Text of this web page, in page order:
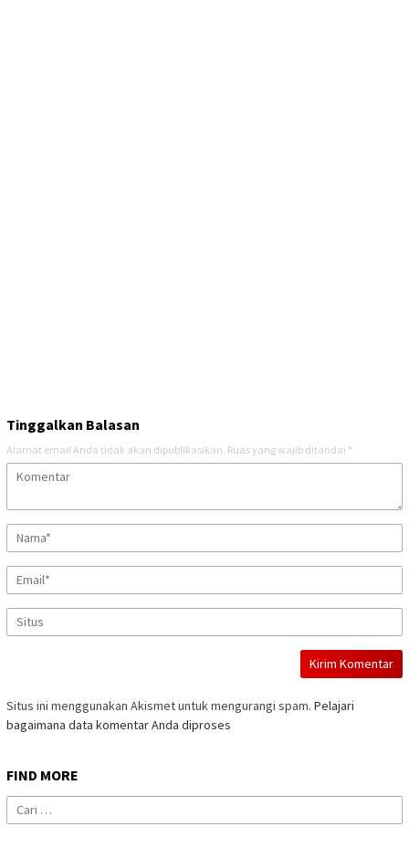
Tinggalkan Balasan
Alamat email Anda tidak akan dipublikasikan. Ruas yang wajib ditandai *
Situs ini menggunakan Akismet untuk mengurangi spam. Pelajari
bagaimana data komentar Anda diproses
FIND MORE
Cari
untuk: